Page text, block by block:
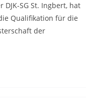
SG St. Ingbert, hat
Qualifikation für die
der